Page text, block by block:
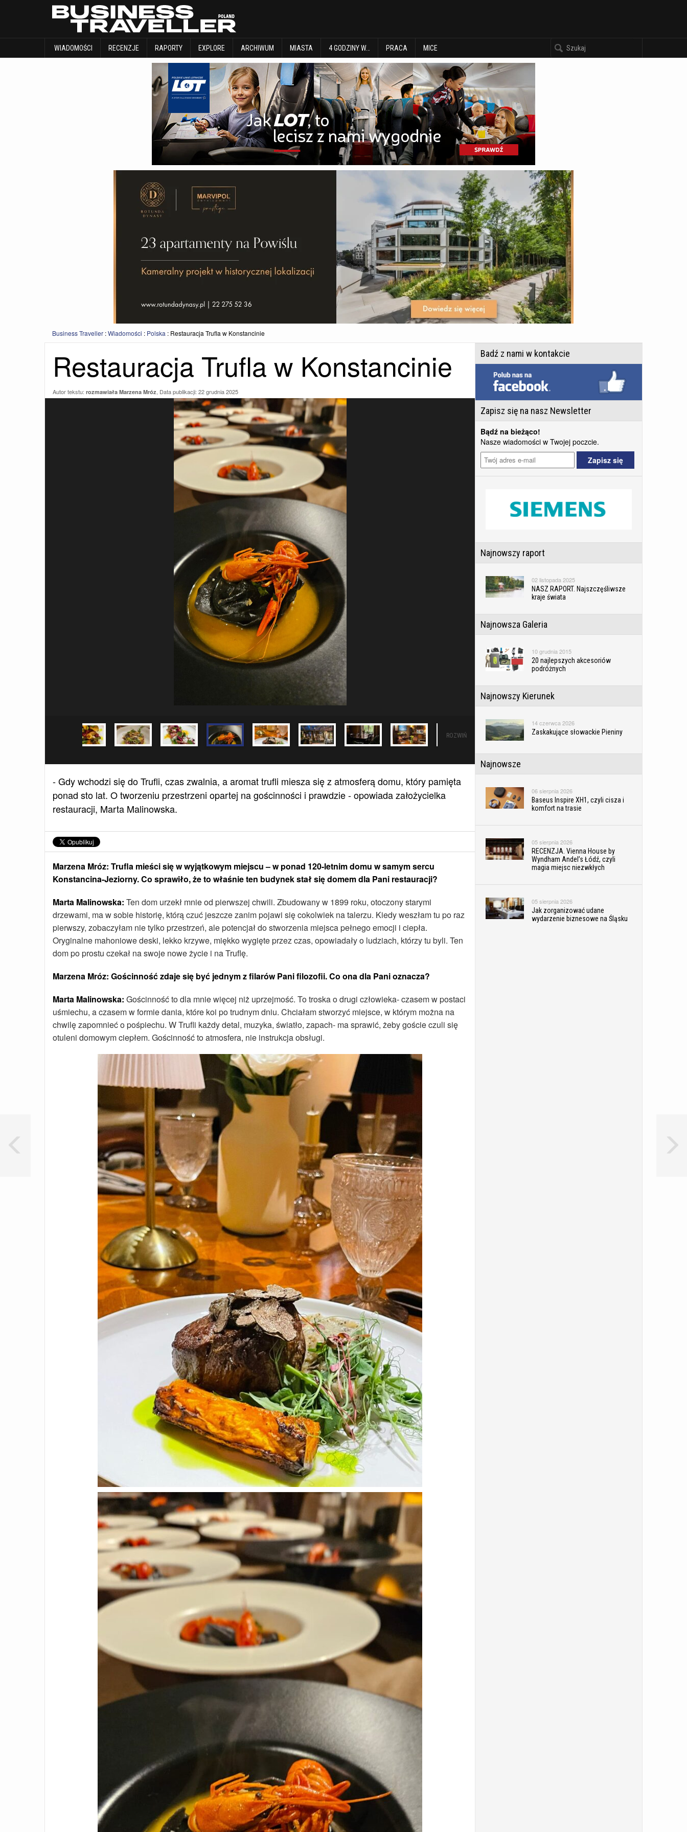
WIADOMOŚCI RECENZJE RAPORTY EXPLORE ARCHIWUM MIASTA 4 GODZINY W… PRACA MICE
WIADOMOŚCI RECENZJE
Business Traveller :Wiadomości : Polska : Restauracja Trufla w Konstancinie
Restauracja Trufla w Konstancinie
Autor tekstu: rozmawiała Marzena Mróz, Data publikacji: 22 grudnia 2025
ROZWIŃ
- Gdy wchodzi się do Trufli, czas zwalnia, a aromat trufli miesza się z atmosferą domu, który pamięta
ponad sto lat. O tworzeniu przestrzeni opartej na gościnności i prawdzie - opowiada założycielka
restauracji, Marta Malinowska.
Marzena Mróz: Trufla mieści się w wyjątkowym miejscu – w ponad 120-letnim domu w samym sercu
Konstancina-Jeziorny. Co sprawiło, że to właśnie ten budynek stał się domem dla Pani restauracji?
Marta Malinowska: Ten dom urzekł mnie od pierwszej chwili. Zbudowany w 1899 roku, otoczony starymi
drzewami, ma w sobie historię, którą czuć jeszcze zanim pojawi się cokolwiek na talerzu. Kiedy weszłam tu po raz
pierwszy, zobaczyłam nie tylko przestrzeń, ale potencjał do stworzenia miejsca pełnego emocji i ciepła.
Oryginalne mahoniowe deski, lekko krzywe, miękko wygięte przez czas, opowiadały o ludziach, którzy tu byli. Ten
dom po prostu czekał na swoje nowe życie i na Truflę.
Marzena Mróz: Gościnność zdaje się być jednym z filarów Pani filozofii. Co ona dla Pani oznacza?
Marta Malinowska: Gościnność to dla mnie więcej niż uprzejmość. To troska o drugi człowieka- czasem w postaci
uśmiechu, a czasem w formie dania, które koi po trudnym dniu. Chciałam stworzyć miejsce, w którym można na
chwilę zapomnieć o pośpiechu. W Trufli każdy detal, muzyka, światło, zapach- ma sprawić, żeby goście czuli się
otuleni domowym ciepłem. Gościnność to atmosfera, nie instrukcja obsługi.
Badź z nami w kontakcie
Zapisz się na nasz Newsletter
Bądź na bieżąco!
Nasze wiadomości w Twojej poczcie.
Najnowszy raport
02 listopada 2025
NASZ RAPORT. Najszczęśliwsze
kraje świata
Najnowsza Galeria
10 grudnia 2015
20 najlepszych akcesoriów
podróżnych
Najnowszy Kierunek
14 czerwca 2026
Zaskakujące słowackie Pieniny
Najnowsze
06 sierpnia 2026
Baseus Inspire XH1, czyli cisza i
komfort na trasie
05 sierpnia 2026
RECENZJA. Vienna House by
Wyndham Andel’s Łódź, czyli
magia miejsc niezwkłych
05 sierpnia 2026
Jak zorganizować udane
wydarzenie biznesowe na Śląsku